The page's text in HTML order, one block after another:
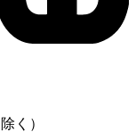
く）